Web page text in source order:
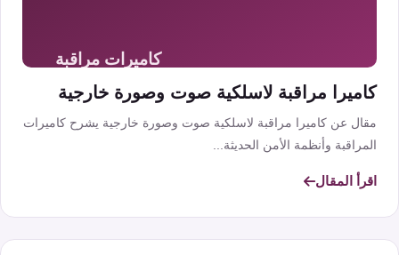
كاميرا مراقبة لاسلكية صوت وصورة خارجية
مقال عن كاميرا مراقبة لاسلكية صوت وصورة خارجية يشرح كاميرات
المراقبة وأنظمة الأمن الحديثة...
اقرأ المقال